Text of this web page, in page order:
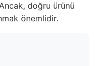
doğru ürünü
önemlidir.